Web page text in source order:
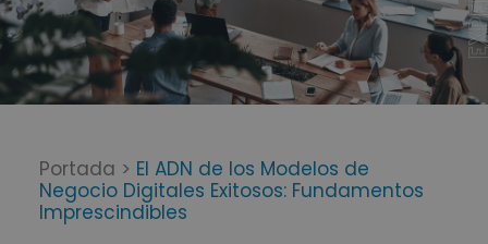
Portada > El ADN de los Modelos de
Negocio Digitales Exitosos: Fundamentos
Imprescindibles